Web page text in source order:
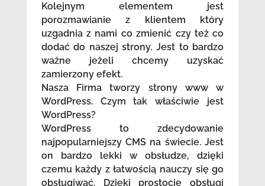
Kolejnym elementem jest
porozmawianie z klientem który
uzgadnia z nami co zmienić czy też co
dodać do naszej strony. Jest to bardzo
ważne jeżeli chcemy uzyskać
zamierzony efekt.
Nasza Firma tworzy strony www w
WordPress. Czym tak właściwie jest
WordPress?
WordPress to zdecydowanie
najpopularniejszy CMS na świecie. Jest
on bardzo lekki w obsłudze, dzięki
czemu każdy z łatwością nauczy się go
obsługiwać. Dzięki prostocie obsługi